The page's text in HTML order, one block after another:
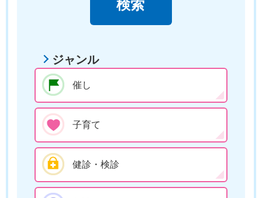
ジャンル
催し
子育て
健診・検診